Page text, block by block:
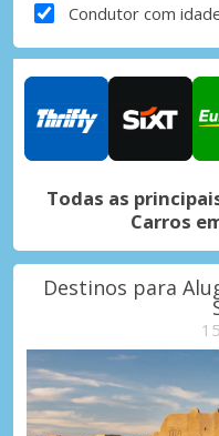
Condutor com
Todas as
Carros
Destinos para